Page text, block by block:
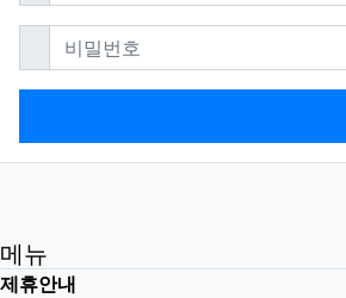
비밀번호필수
메뉴
제휴안내